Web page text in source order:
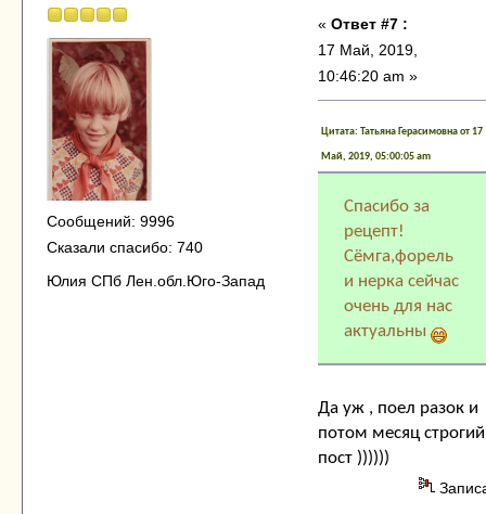
Сообщений: 9996
Сказали спасибо: 740
Юлия СПб Лен.обл.Юго-Запад
« Ответ #7 :
17 Май, 2019,
10:46:20 am »
Цитата: Татьяна Герасимовна от 17
Май, 2019, 05:00:05 am
Спасибо за
рецепт!
Сёмга,форель
и нерка сейчас
очень для нас
актуальны
Да уж , поел разок и
потом месяц строгий
пост ))))))